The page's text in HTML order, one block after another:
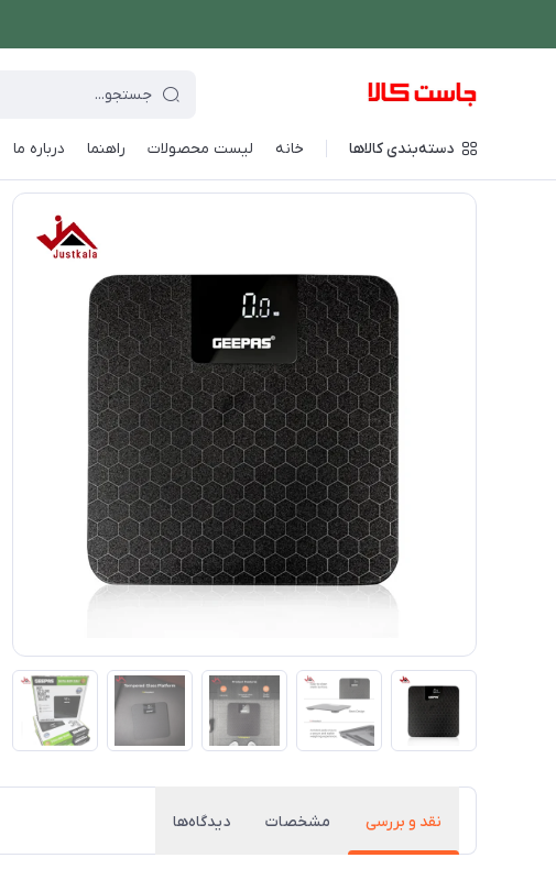
دسته‌بندی کالاها خانه لیست محصولات راهنما درباره ما
فروشگاه اینترنتی جاست کالا فهرست محصولات / ترازو دیجیتال جیپاس مدل GBS46524UK
نقد و بررسی مشخصات دیدگاه‌ها